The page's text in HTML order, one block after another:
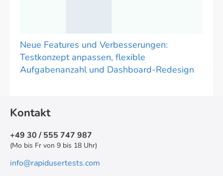
Neue Features und Verbesserungen:
Testkonzept anpassen, flexible
Aufgabenanzahl und Dashboard-Redesign
Kontakt
+49 30 / 555 747 987
(Mo bis Fr von 9 bis 18 Uhr)
info@rapidusertests.com